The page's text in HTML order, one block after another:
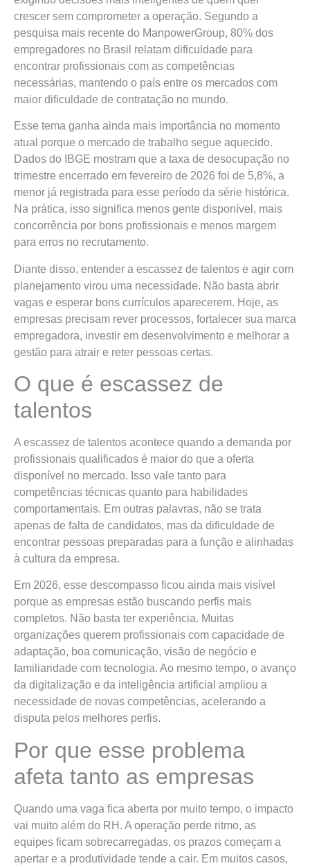
crescer sem comprometer a operação. Segundo a
pesquisa mais recente do ManpowerGroup, 80% dos
empregadores no Brasil relatam dificuldade para
encontrar profissionais com as competências
necessárias, mantendo o país entre os mercados com
maior dificuldade de contratação no mundo.
Esse tema ganha ainda mais importância no momento
atual porque o mercado de trabalho segue aquecido.
Dados do IBGE mostram que a taxa de desocupação no
trimestre encerrado em fevereiro de 2026 foi de 5,8%, a
menor já registrada para esse período da série histórica.
Na prática, isso significa menos gente disponível, mais
concorrência por bons profissionais e menos margem
para erros no recrutamento.
Diante disso, entender a escassez de talentos e agir com
planejamento virou uma necessidade. Não basta abrir
vagas e esperar bons currículos aparecerem. Hoje, as
empresas precisam rever processos, fortalecer sua marca
empregadora, investir em desenvolvimento e melhorar a
gestão para atrair e reter pessoas certas.
O que é escassez de
talentos
A escassez de talentos acontece quando a demanda por
profissionais qualificados é maior do que a oferta
disponível no mercado. Isso vale tanto para
competências técnicas quanto para habilidades
comportamentais. Em outras palavras, não se trata
apenas de falta de candidatos, mas da dificuldade de
encontrar pessoas preparadas para a função e alinhadas
à cultura da empresa.
Em 2026, esse descompasso ficou ainda mais visível
porque as empresas estão buscando perfis mais
completos. Não basta ter experiência. Muitas
organizações querem profissionais com capacidade de
adaptação, boa comunicação, visão de negócio e
familiaridade com tecnologia. Ao mesmo tempo, o avanço
da digitalização e da inteligência artificial ampliou a
necessidade de novas competências, acelerando a
disputa pelos melhores perfis.
Por que esse problema
afeta tanto as empresas
Quando uma vaga fica aberta por muito tempo, o impacto
vai muito além do RH. A operação perde ritmo, as
equipes ficam sobrecarregadas, os prazos começam a
apertar e a produtividade tende a cair. Em muitos casos,